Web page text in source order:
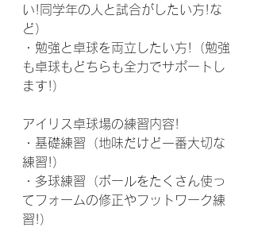
い!同学年の人と試合がしたい方!な
ど）
・勉強と卓球を両立したい方!（勉強
も卓球もどちらも全力でサポートし
ます!）
アイリス卓球場の練習内容!
・基礎練習（地味だけど一番大切な
練習!）
・多球練習（ボールをたくさん使っ
てフォームの修正やフットワーク練
習!）